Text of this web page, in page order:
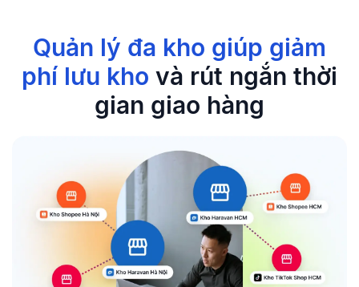
Quản lý đa kho giúp giảm
phí lưu kho và rút ngắn thời
gian giao hàng